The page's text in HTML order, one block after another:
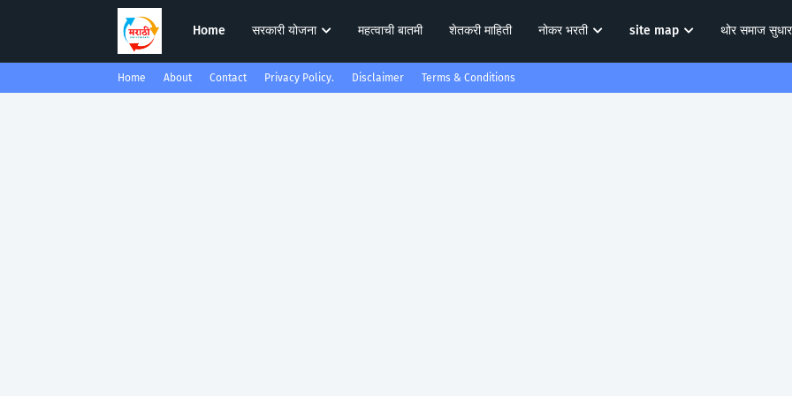
Home सरकारी योजना महत्वाची बातमी शेतकरी माहिती नोकर भरती site map थोर समाज
Home About Contact Privacy Policy. Disclaimer Terms & Conditions